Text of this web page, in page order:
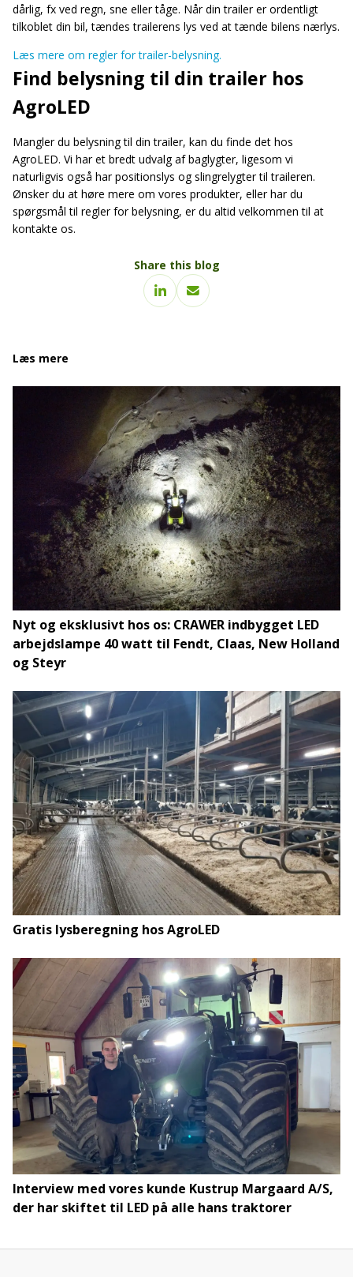
dårlig, fx ved regn, sne eller tåge. Når din trailer er ordentligt
tilkoblet din bil, tændes trailerens lys ved at tænde bilens nærlys.
Læs mere om regler for trailer-belysning.
Find belysning til din trailer hos
AgroLED
Mangler du belysning til din trailer, kan du finde det hos
AgroLED. Vi har et bredt udvalg af baglygter, ligesom vi
naturligvis også har positionslys og slingrelygter til traileren.
Ønsker du at høre mere om vores produkter, eller har du
spørgsmål til regler for belysning, er du altid velkommen til at
kontakte os.
Share this blog
Læs mere
Nyt og eksklusivt hos os: CRAWER indbygget LED
arbejdslampe 40 watt til Fendt, Claas, New Holland
og Steyr
Gratis lysberegning hos AgroLED
Interview med vores kunde Kustrup Margaard A/S,
der har skiftet til LED på alle hans traktorer